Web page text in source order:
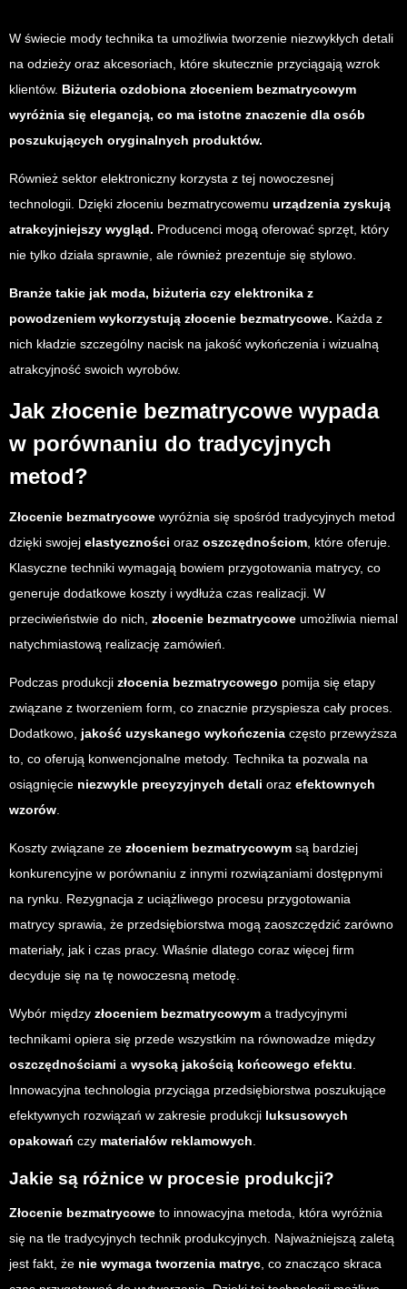
W świecie mody technika ta umożliwia tworzenie niezwykłych detali
na odzieży oraz akcesoriach, które skutecznie przyciągają wzrok
klientów. Biżuteria ozdobiona złoceniem bezmatrycowym
wyróżnia się elegancją, co ma istotne znaczenie dla osób
poszukujących oryginalnych produktów.
Również sektor elektroniczny korzysta z tej nowoczesnej
technologii. Dzięki złoceniu bezmatrycowemu urządzenia zyskują
atrakcyjniejszy wygląd. Producenci mogą oferować sprzęt, który
nie tylko działa sprawnie, ale również prezentuje się stylowo.
Branże takie jak moda, biżuteria czy elektronika z
powodzeniem wykorzystują złocenie bezmatrycowe. Każda z
nich kładzie szczególny nacisk na jakość wykończenia i wizualną
atrakcyjność swoich wyrobów.
Jak złocenie bezmatrycowe wypada
w porównaniu do tradycyjnych
metod?
Złocenie bezmatrycowe wyróżnia się spośród tradycyjnych metod
dzięki swojej elastyczności oraz oszczędnościom , które oferuje.
Klasyczne techniki wymagają bowiem przygotowania matrycy, co
generuje dodatkowe koszty i wydłuża czas realizacji. W
przeciwieństwie do nich, złocenie bezmatrycowe umożliwia niemal
natychmiastową realizację zamówień.
Podczas produkcji złocenia bezmatrycowego pomija się etapy
związane z tworzeniem form, co znacznie przyspiesza cały proces.
Dodatkowo, jakość uzyskanego wykończenia często przewyższa
to, co oferują konwencjonalne metody. Technika ta pozwala na
osiągnięcie niezwykle precyzyjnych detali oraz efektownych
wzorów
Koszty związane ze złoceniem bezmatrycowym są bardziej
konkurencyjne w porównaniu z innymi rozwiązaniami dostępnymi
na rynku. Rezygnacja z uciążliwego procesu przygotowania
matrycy sprawia, że przedsiębiorstwa mogą zaoszczędzić zarówno
materiały, jak i czas pracy. Właśnie dlatego coraz więcej firm
decyduje się na tę nowoczesną metodę.
Wybór między złoceniem bezmatrycowym a tradycyjnymi
technikami opiera się przede wszystkim na równowadze między
oszczędnościami a wysoką jakością końcowego efektu
Innowacyjna technologia przyciąga przedsiębiorstwa poszukujące
efektywnych rozwiązań w zakresie produkcji luksusowych
opakowań czy materiałów reklamowych
Jakie są różnice w procesie produkcji?
Złocenie bezmatrycowe to innowacyjna metoda, która wyróżnia
się na tle tradycyjnych technik produkcyjnych. Najważniejszą zaletą
jest fakt, że nie wymaga tworzenia matryc , co znacząco skraca